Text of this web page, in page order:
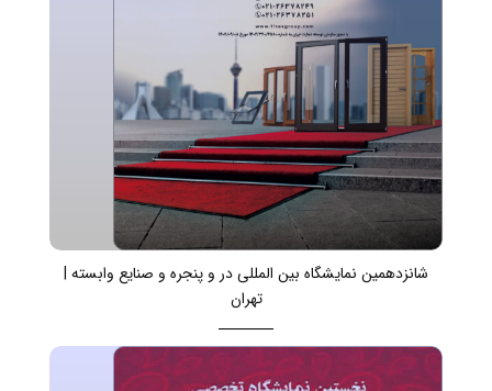
شانزدهمین نمایشگاه بین المللی در و پنجره و صنایع وابسته |
تهران